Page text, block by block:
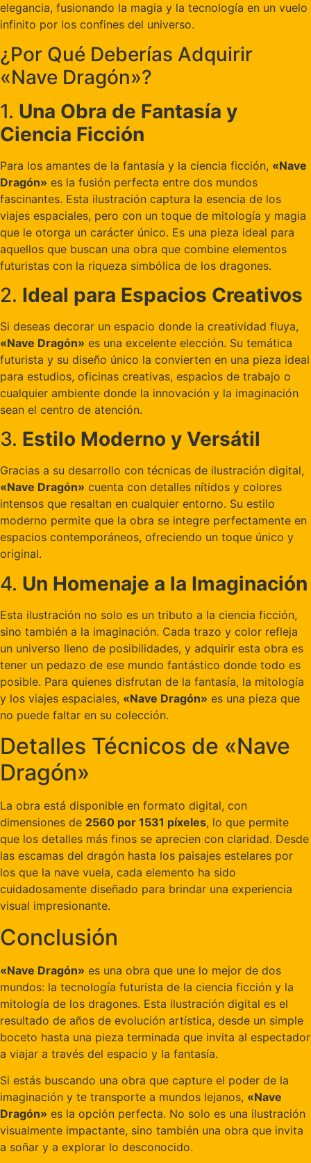
elegancia, fusionando la magia y la tecnología en un vuelo
infinito por los confines del universo.
¿Por Qué Deberías Adquirir
«Nave Dragón»?
1. Una Obra de Fantasía y
Ciencia Ficción
Para los amantes de la fantasía y la ciencia ficción, «Nave
Dragón» es la fusión perfecta entre dos mundos
fascinantes. Esta ilustración captura la esencia de los
viajes espaciales, pero con un toque de mitología y magia
que le otorga un carácter único. Es una pieza ideal para
aquellos que buscan una obra que combine elementos
futuristas con la riqueza simbólica de los dragones.
2. Ideal para Espacios Creativos
Si deseas decorar un espacio donde la creatividad fluya,
«Nave Dragón» es una excelente elección. Su temática
futurista y su diseño único la convierten en una pieza ideal
para estudios, oficinas creativas, espacios de trabajo o
cualquier ambiente donde la innovación y la imaginación
sean el centro de atención.
3. Estilo Moderno y Versátil
Gracias a su desarrollo con técnicas de ilustración digital,
«Nave Dragón» cuenta con detalles nítidos y colores
intensos que resaltan en cualquier entorno. Su estilo
moderno permite que la obra se integre perfectamente en
espacios contemporáneos, ofreciendo un toque único y
original.
4. Un Homenaje a la Imaginación
Esta ilustración no solo es un tributo a la ciencia ficción,
sino también a la imaginación. Cada trazo y color refleja
un universo lleno de posibilidades, y adquirir esta obra es
tener un pedazo de ese mundo fantástico donde todo es
posible. Para quienes disfrutan de la fantasía, la mitología
y los viajes espaciales, «Nave Dragón» es una pieza que
no puede faltar en su colección.
Detalles Técnicos de «Nave
Dragón»
La obra está disponible en formato digital, con
dimensiones de 2560 por 1531 píxeles, lo que permite
que los detalles más finos se aprecien con claridad. Desde
las escamas del dragón hasta los paisajes estelares por
los que la nave vuela, cada elemento ha sido
cuidadosamente diseñado para brindar una experiencia
visual impresionante.
Conclusión
«Nave Dragón» es una obra que une lo mejor de dos
mundos: la tecnología futurista de la ciencia ficción y la
mitología de los dragones. Esta ilustración digital es el
resultado de años de evolución artística, desde un simple
boceto hasta una pieza terminada que invita al espectador
a viajar a través del espacio y la fantasía.
Si estás buscando una obra que capture el poder de la
imaginación y te transporte a mundos lejanos, «Nave
Dragón» es la opción perfecta. No solo es una ilustración
visualmente impactante, sino también una obra que invita
a soñar y a explorar lo desconocido.